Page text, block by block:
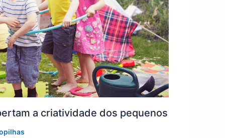
a criatividade dos pequenos